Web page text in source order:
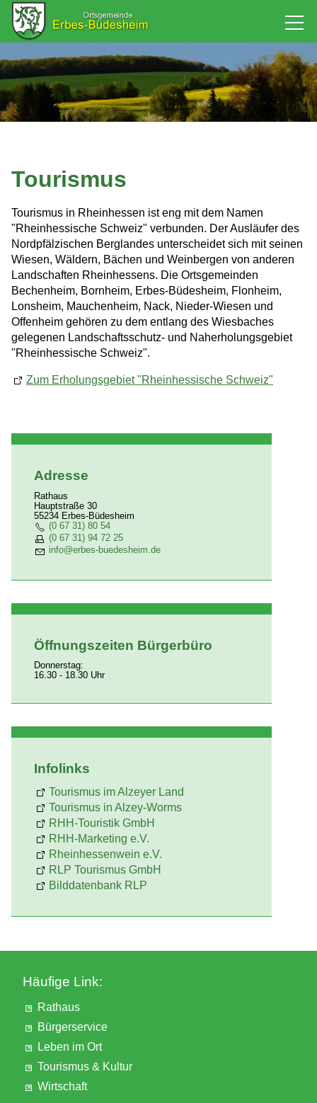
Rathaus
Bürgerservice
Tourismus & Kultur
Kultur
Unterkunftsverzeichnis
Informationsmaterial
Nordic Walking
Wirtschaft
Ausgrabungen
Tourismus
Tourismus in Rheinhessen ist eng mit dem Namen
"Rheinhessische Schweiz" verbunden. Der Ausläufer des
Nordpfälzischen Berglandes unterscheidet sich mit seinen
Wiesen, Wäldern, Bächen und Weinbergen von anderen
Landschaften Rheinhessens. Die Ortsgemeinden
Bechenheim, Bornheim, Erbes-Büdesheim, Flonheim,
Lonsheim, Mauchenheim, Nack, Nieder-Wiesen und
Offenheim gehören zu dem entlang des Wiesbaches
gelegenen Landschaftsschutz- und Naherholungsgebiet
"Rheinhessische Schweiz".
Zum Erholungsgebiet "Rheinhessische Schweiz"
Adresse
Rathaus
Hauptstraße 30
55234 Erbes-Büdesheim
(0 67 31) 80 54
(0 67 31) 94 72 25
nf
rb s-b d sh m d
Öffnungszeiten Bürgerbüro
Donnerstag:
16.30 - 18.30 Uhr
Infolinks
Tourismus im Alzeyer Land
Tourismus in Alzey-Worms
RHH-Touristik GmbH
RHH-Marketing e.V.
Rheinhessenwein e.V.
RLP Tourismus GmbH
Bilddatenbank RLP
Häufige Link:
Rathaus
Bürgerservice
Leben im Ort
Tourismus & Kultur
Wirtschaft